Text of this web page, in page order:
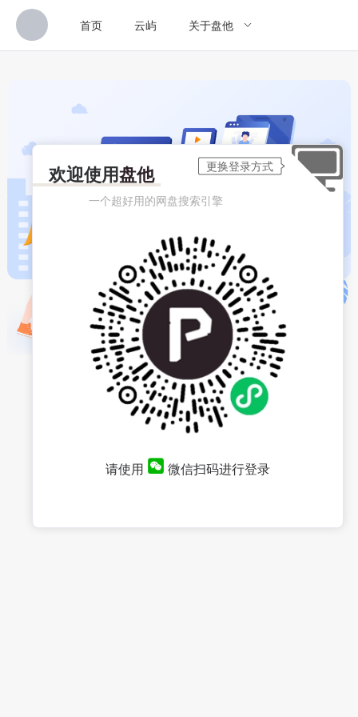
首页 云屿 关于盘他
欢迎使用盘他
一个超好用的网盘搜索引擎
请使用 微信扫码进行登录